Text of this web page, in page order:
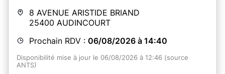
8 AVENUE ARISTIDE BRIAND
25400 AUDINCOURT
Prochain RDV : 06/08/2026 à 14:40
Disponibilité mise à jour le 06/08/2026 à 12:46 (source
ANTS)